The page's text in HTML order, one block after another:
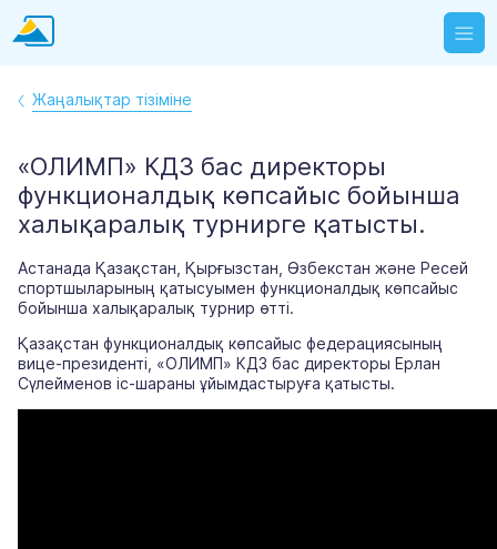
Жаңалықтар тізіміне
«ОЛИМП» КДЗ бас директоры
функционалдық көпсайыс бойынша
халықаралық турнирге қатысты.
Астанада Қазақстан, Қырғызстан, Өзбекстан және Ресей
спортшыларының қатысуымен функционалдық көпсайыс
бойынша халықаралық турнир өтті.
Қазақстан функционалдық көпсайыс федерациясының
вице-президенті, «ОЛИМП» КДЗ бас директоры Ерлан
Сүлейменов іс-шараны ұйымдастыруға қатысты.